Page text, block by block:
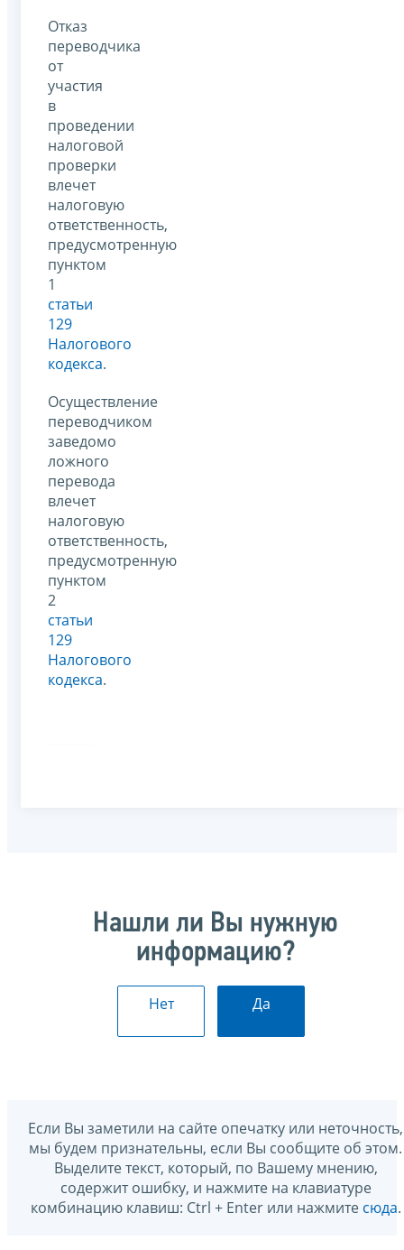
Отказ
переводчика
от
участия
в
проведении
налоговой
проверки
влечет
налоговую
ответственность,
предусмотренную
пунктом
1
статьи
129
Налогового
кодекса.
Осуществление
переводчиком
заведомо
ложного
перевода
влечет
налоговую
ответственность,
предусмотренную
пунктом
2
статьи
129
Налогового
кодекса.
Нашли ли Вы нужную
информацию?
Нет Да
Если Вы заметили на сайте опечатку или неточность,
мы будем признательны, если Вы сообщите об этом.
Выделите текст, который, по Вашему мнению,
содержит ошибку, и нажмите на клавиатуре
комбинацию клавиш: Ctrl + Enter или нажмите сюда.